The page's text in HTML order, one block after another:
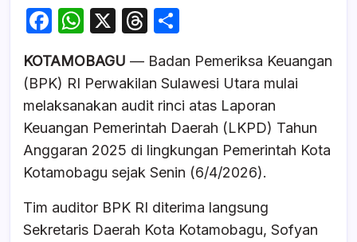
F
c
e
b
o
o
k
W
at
s
A
p
p
X
T
e
a
d
s
ar
e
KOTAMOBAGU — Badan Pemeriksa Keuangan
(BPK) RI Perwakilan Sulawesi Utara mulai
melaksanakan audit rinci atas Laporan
Keuangan Pemerintah Daerah (LKPD) Tahun
Anggaran 2025 di lingkungan Pemerintah Kota
Kotamobagu sejak Senin (6/4/2026).
Tim auditor BPK RI diterima langsung
Sekretaris Daerah Kota Kotamobagu, Sofyan